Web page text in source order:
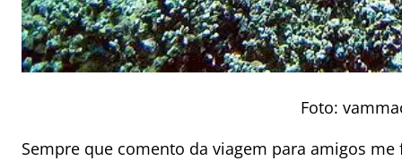
Foto:
Sempre que comento da viagem para amigos